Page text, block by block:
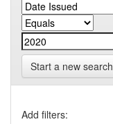
Start a new search
Add filters: